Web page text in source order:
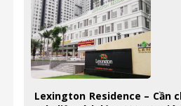
Lexington Residence – Cần